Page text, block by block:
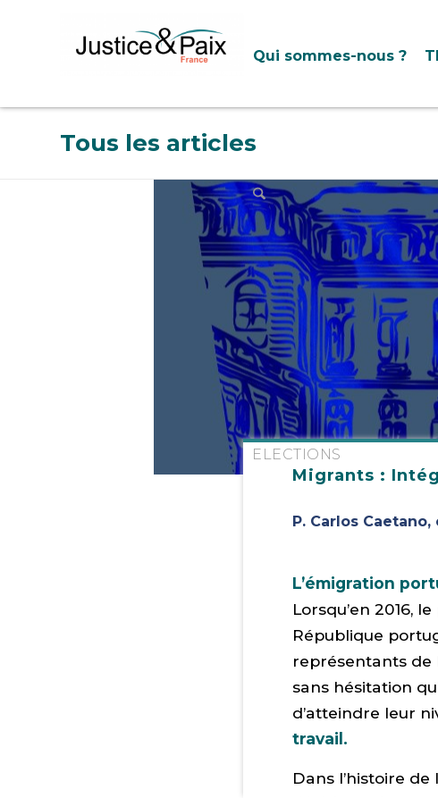
Qui sommes-nous ?
Tous les articles
Migrants :
ELECTIONS
P. Carlos
L’émigration
Lorsqu’en 2016,
République
représentants de
sans hésitation
d’atteindre leur
travail.
Dans l’histoire